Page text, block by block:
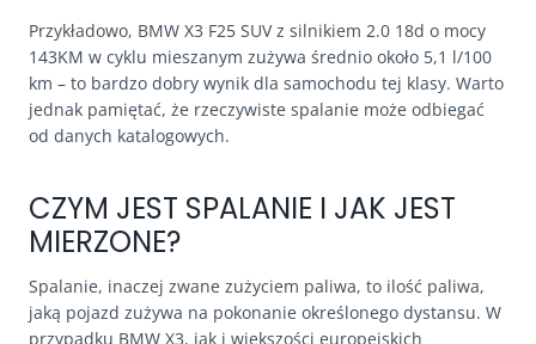
Przykładowo, BMW X3 F25 SUV z silnikiem 2.0 18d o mocy
143KM w cyklu mieszanym zużywa średnio około 5,1 l/100
km – to bardzo dobry wynik dla samochodu tej klasy. Warto
jednak pamiętać, że rzeczywiste spalanie może odbiegać
od danych katalogowych.
CZYM JEST SPALANIE I JAK JEST
MIERZONE?
Spalanie, inaczej zwane zużyciem paliwa, to ilość paliwa,
jaką pojazd zużywa na pokonanie określonego dystansu. W
przypadku BMW X3, jak i większości europejskich